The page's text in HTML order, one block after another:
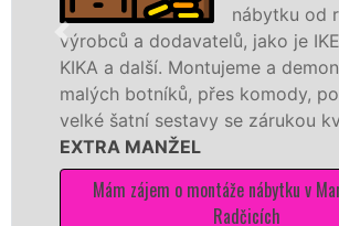
nábytku od různých
a dodavatelů, jako je IKEA, Asko,
a další. Montujeme a demontujeme od
botníků, přes komody, postele až po
šatní sestavy se zárukou kvality sítě
MANŽEL
Mám zájem o montáže nábytku v Mariánských